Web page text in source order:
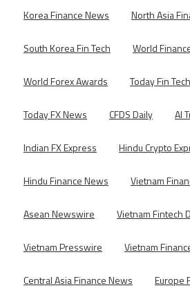
Korea Finance News North Asia
South Korea Fin Tech World
World Forex Awards Today Fin
Today FX News CFDS Daily AI
Indian FX Express Hindu Crypto
Hindu Finance News Vietnam
Asean Newswire Vietnam Fintech
Vietnam Presswire Vietnam
Central Asia Finance News Europe